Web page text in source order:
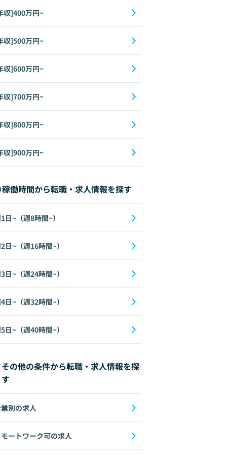
収]400万円~
収]500万円~
収]600万円~
収]700万円~
収]800万円~
収]900万円~
稼働時間から転職・求人情報を探す
日~（週8時間~）
日~（週16時間~）
日~（週24時間~）
日~（週32時間~）
日~（週40時間~）
その他の条件から転職・求人情報を探
す
別の求人
モートワーク可の求人